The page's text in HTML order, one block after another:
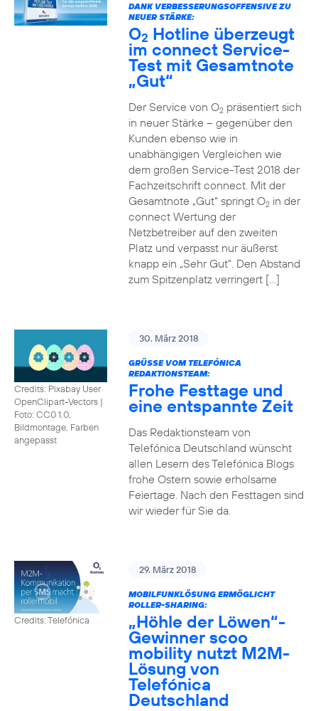
DANK VERBESSERUNGSOFFENSIVE ZU
NEUER STÄRKE:
O2 Hotline überzeugt
im connect Service-
Test mit Gesamtnote
„Gut“
Der Service von O2präsentiert sich
in neuer Stärke – gegenüber den
Kunden ebenso wie in
unabhängigen Vergleichen wie
dem großen Service-Test 2018 der
Fachzeitschrift connect. Mit der
Gesamtnote „Gut“ springt O2in der
connect Wertung der
Netzbetreiber auf den zweiten
Platz und verpasst nur äußerst
knapp ein „Sehr Gut“. Den Abstand
zum Spitzenplatz verringert […]
Credits: Pixabay User
OpenClipart-Vectors |
Foto: CC0 1.0,
Bildmontage, Farben
angepasst
30. März 2018
GRÜSSE VOM TELEFÓNICA R
EDAKTIONSTEAM:
Frohe Festtage und
eine entspannte Zeit
Das Redaktionsteam von
Telefónica Deutschland wünscht
allen Lesern des Telefónica Blogs
frohe Ostern sowie erholsame
Feiertage. Nach den Festtagen sind
wir wieder für Sie da.
Credits: Telefónica
29. März 2018
MOBILFUNKLÖSUNG ERMÖGLICHT
ROLLER-SHARING:
„Höhle der Löwen“-
Gewinner scoo
mobility nutzt M2M-
Lösung von
Telefónica
Deutschland